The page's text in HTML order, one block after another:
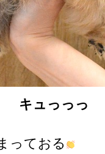
キュっっっ
っておる